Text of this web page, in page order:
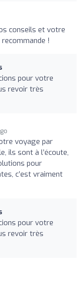
conseils et votre
!
pour votre
revoir très
voyage par
ils sont à l’écoute,
pour
c’est vraiment
pour votre
revoir très